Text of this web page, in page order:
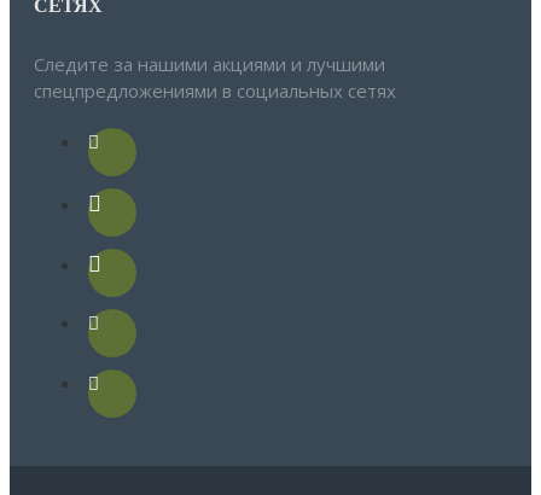
Следите за нашими акциями и лучшими
спецпредложениями в социальных сетях